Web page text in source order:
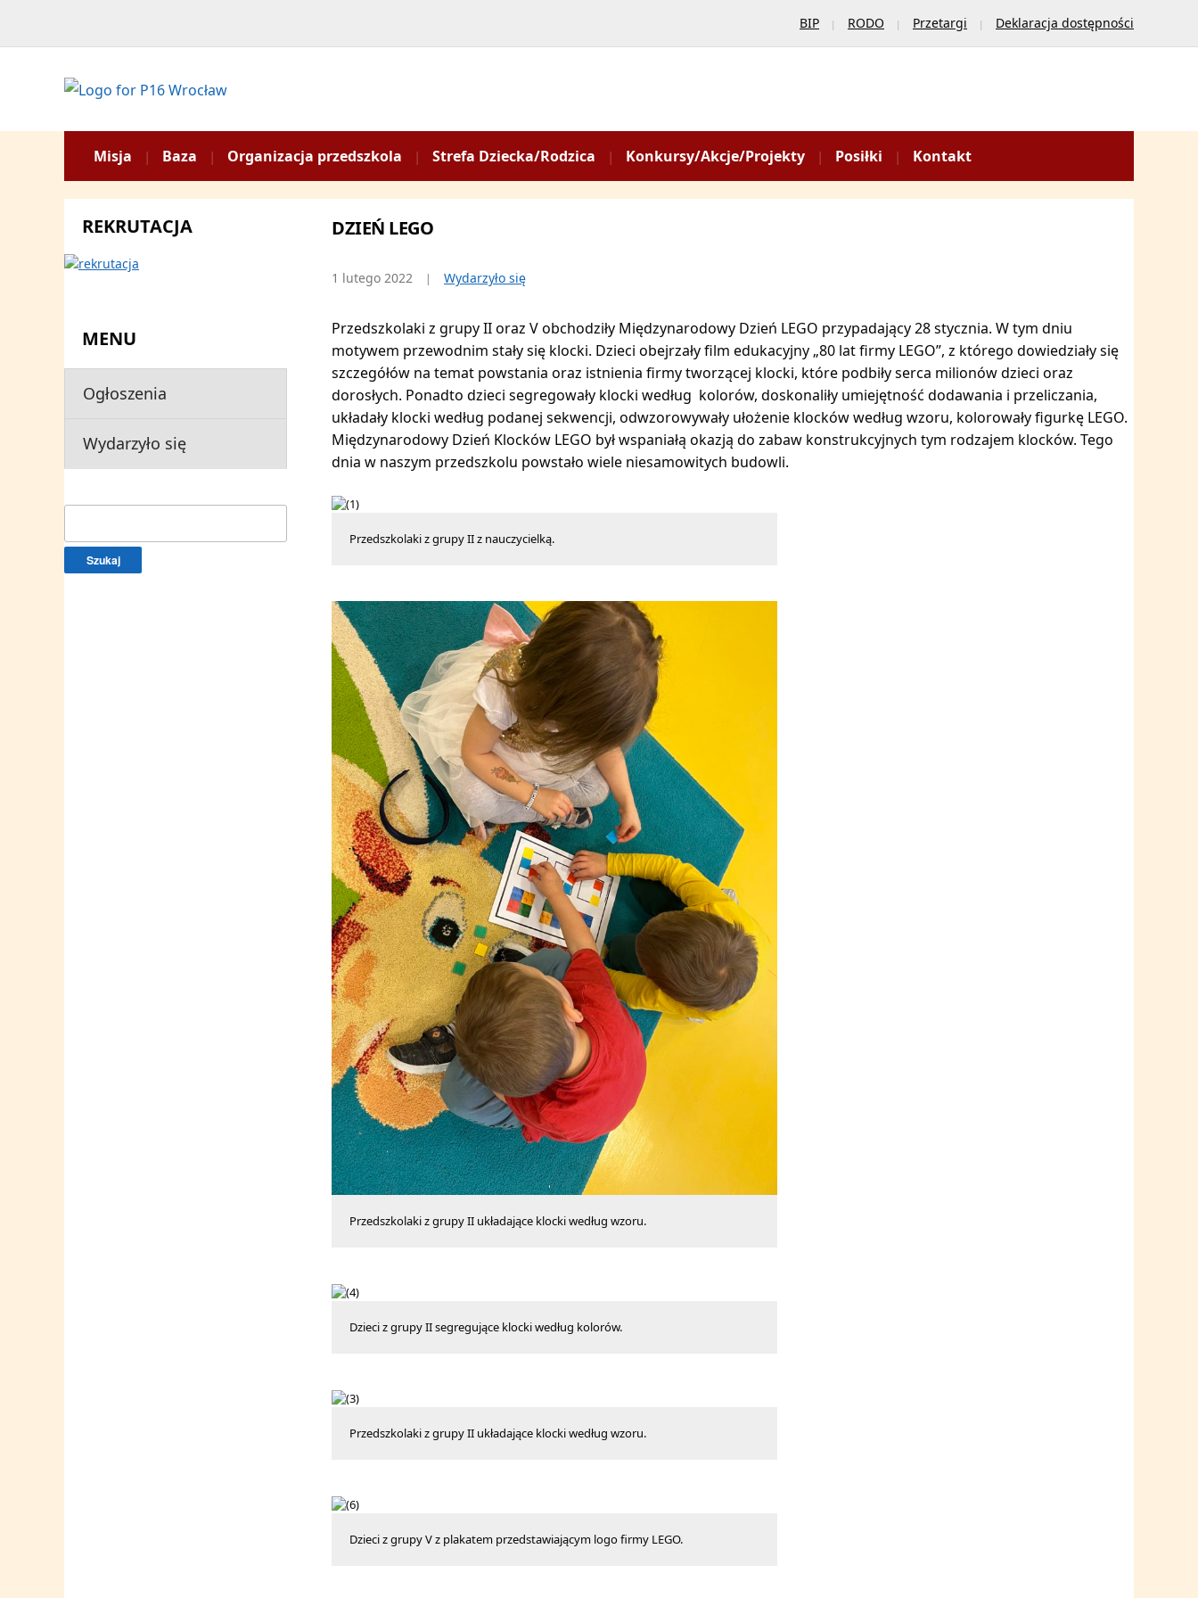
BIP RODO Przetargi Deklaracja dostępności
Misja Baza Organizacja przedszkola Strefa Dziecka/Rodzica Konkursy/Akcje/Projekty Posiłki Kontakt
REKRUTACJA
MENU
Ogłoszenia
Wydarzyło się
DZIEŃ LEGO
1 lutego 2022 Wydarzyło się
Przedszkolaki z grupy II oraz V obchodziły Międzynarodowy Dzień LEGO przypadający 28 stycznia. W tym dniu
motywem przewodnim stały się klocki. Dzieci obejrzały film edukacyjny „80 lat firmy LEGO”, z którego dowiedziały się
szczegółów na temat powstania oraz istnienia firmy tworzącej klocki, które podbiły serca milionów dzieci oraz
dorosłych. Ponadto dzieci segregowały klocki według kolorów, doskonaliły umiejętność dodawania i przeliczania,
układały klocki według podanej sekwencji, odwzorowywały ułożenie klocków według wzoru, kolorowały figurkę LEGO.
Międzynarodowy Dzień Klocków LEGO był wspaniałą okazją do zabaw konstrukcyjnych tym rodzajem klocków. Tego
dnia w naszym przedszkolu powstało wiele niesamowitych budowli.
Przedszkolaki z grupy II z nauczycielką.
Przedszkolaki z grupy II układające klocki według wzoru.
Dzieci z grupy II segregujące klocki według kolorów.
Przedszkolaki z grupy II układające klocki według wzoru.
Dzieci z grupy V z plakatem przedstawiającym logo firmy LEGO.